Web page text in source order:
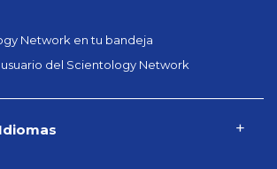
Network en tu bandeja
del Scientology Network